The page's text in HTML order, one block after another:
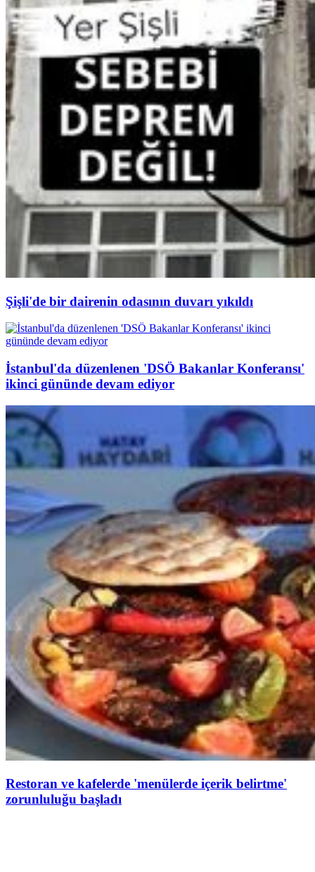
Şişli'de bir dairenin odasının duvarı yıkıldı
İstanbul'da düzenlenen 'DSÖ Bakanlar Konferansı'
ikinci gününde devam ediyor
Restoran ve kafelerde 'menülerde içerik belirtme'
zorunluluğu başladı